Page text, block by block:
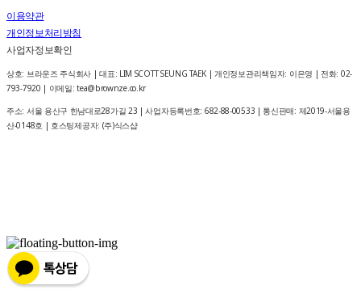
이용약관
개인정보처리방침
사업자정보확인
상호: 브라운즈 주식회사 | 대표: LIM SCOTT SEUNG TAEK | 개인정보관리책임자: 이은영 | 전화: 02-
793-7920 | 이메일: tea@brownze.co.kr
주소: 서울 용산구 한남대로28가길 23 | 사업자등록번호: 682-88-00533 | 통신판매: 제2019-서울용
산-0148호 | 호스팅제공자: (주)식스샵